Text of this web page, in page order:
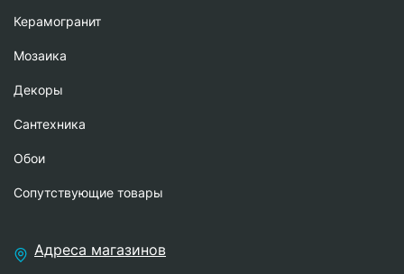
Керамогранит
Мозаика
Декоры
Сантехника
Обои
Сопутствующие товары
Адреса магазинов